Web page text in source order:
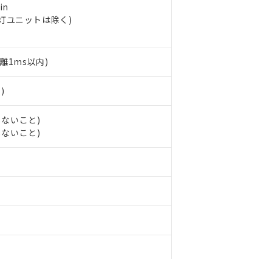
ユニットは除く)
1ms以内)
いこと)
いこと)
るもので、過去に遡って非含有を証明するものではありません。
物質の対応では、対応完了までの期間は出荷製品に未対応品が
ておりました。
していることから、特段のことがない限り、2022年1月12日よ